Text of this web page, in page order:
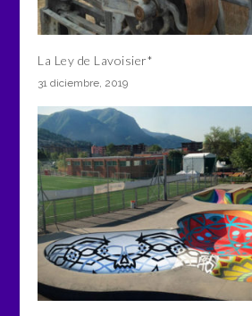
La Ley de Lavoisier*
31 diciembre, 2019